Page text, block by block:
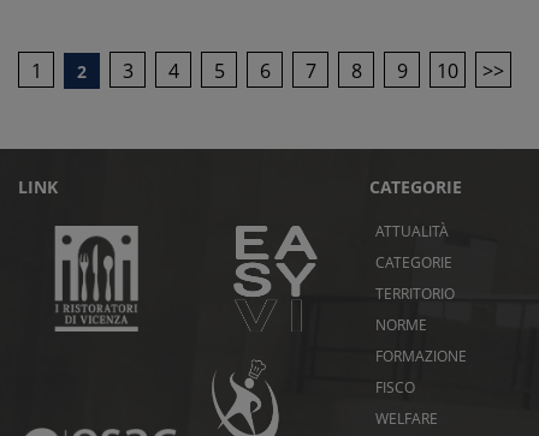
1 2 3 4 5 6 7 8 9 10 >>
LINK CATEGORIE
ATTUALITÀ
CATEGORIE
TERRITORIO
NORME
FORMAZIONE
FISCO
WELFARE